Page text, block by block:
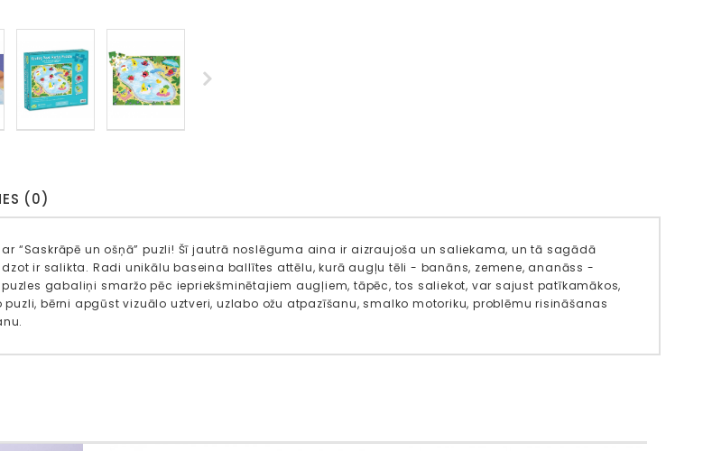
(0)
“Saskrāpē un ošņā” puzli! Šī jautrā noslēguma aina ir aizraujoša un saliekama, un tā sagādā
ir salikta. Radi unikālu baseina ballītes attēlu, kurā augļu tēli - banāns, zemene, ananāss -
gabaliņi smaržo pēc iepriekšminētajiem augļiem, tāpēc, tos saliekot, var sajust patīkamākos,
bērni apgūst vizuālo uztveri, uzlabo ožu atpazīšanu, smalko motoriku, problēmu risināšanas